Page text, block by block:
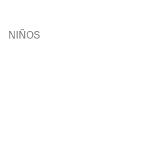
NIÑOS